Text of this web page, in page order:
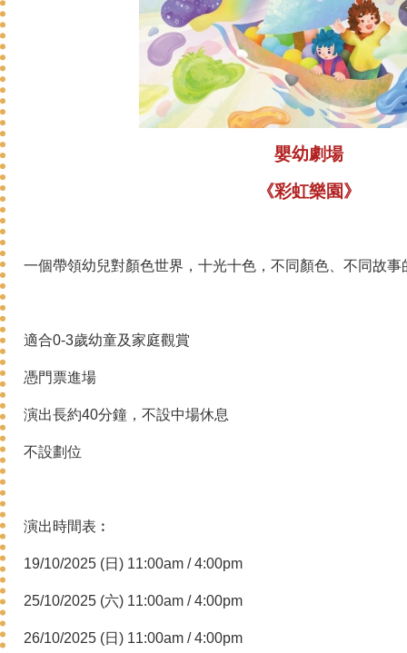
嬰幼劇場
《彩虹樂園 》
一個帶領幼兒對顏色世界，十光十色，不同顏色、不同故事
適合0-3歲幼童及家庭觀賞
憑門票進場
演出長約40分鐘，不設中場休息
不設劃位
演出時間表︰
19/10/2025 (日) 11:00am / 4:00pm
25/10/2025 (六) 11:00am / 4:00pm
26/10/2025 (日) 11:00am / 4:00pm